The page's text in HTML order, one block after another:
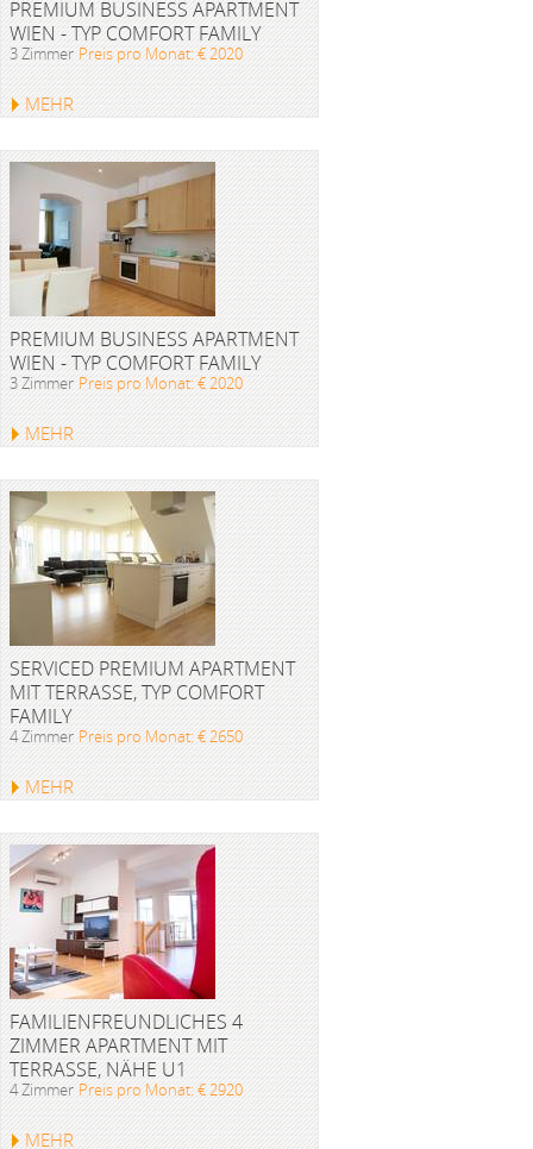
PREMIUM BUSINESS APARTMENT
WIEN - TYP COMFORT FAMILY
3 Zimmer Preis pro Monat: € 2020
MEHR
PREMIUM BUSINESS APARTMENT
WIEN - TYP COMFORT FAMILY
3 Zimmer Preis pro Monat: € 2020
MEHR
SERVICED PREMIUM APARTMENT
MIT TERRASSE, TYP COMFORT
FAMILY
4 Zimmer Preis pro Monat: € 2650
MEHR
FAMILIENFREUNDLICHES 4
ZIMMER APARTMENT MIT
TERRASSE, NÄHE U1
4 Zimmer Preis pro Monat: € 2920
MEHR